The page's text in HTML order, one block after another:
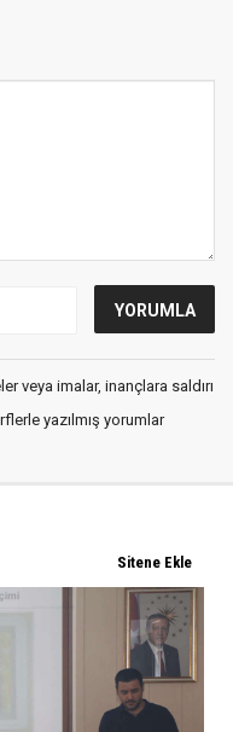
veya imalar, inançlara saldırı
yazılmış yorumlar